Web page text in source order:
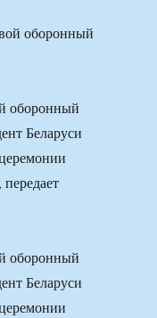
оборонный
Беларуси
оборонный
Беларуси